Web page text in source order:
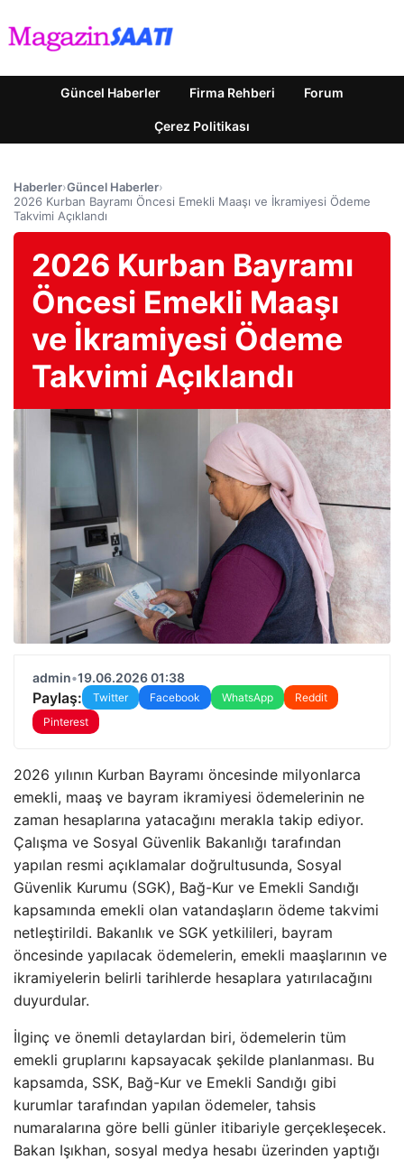
Güncel Haberler Firma Rehberi Forum
Çerez Politikası
Haberler›Güncel Haberler›
2026 Kurban Bayramı Öncesi Emekli Maaşı ve İkramiyesi Ödeme
Takvimi Açıklandı
2026 Kurban Bayramı
Öncesi Emekli Maaşı
ve İkramiyesi Ödeme
Takvimi Açıklandı
admin•19.06.2026 01:38
Paylaş: Twitter Facebook WhatsApp
Reddit
Pinterest
2026 yılının Kurban Bayramı öncesinde milyonlarca
emekli, maaş ve bayram ikramiyesi ödemelerinin ne
zaman hesaplarına yatacağını merakla takip ediyor.
Çalışma ve Sosyal Güvenlik Bakanlığı tarafından
yapılan resmi açıklamalar doğrultusunda, Sosyal
Güvenlik Kurumu (SGK), Bağ-Kur ve Emekli Sandığı
kapsamında emekli olan vatandaşların ödeme takvimi
netleştirildi. Bakanlık ve SGK yetkilileri, bayram
öncesinde yapılacak ödemelerin, emekli maaşlarının ve
ikramiyelerin belirli tarihlerde hesaplara yatırılacağını
duyurdular.
İlginç ve önemli detaylardan biri, ödemelerin tüm
emekli gruplarını kapsayacak şekilde planlanması. Bu
kapsamda, SSK, Bağ-Kur ve Emekli Sandığı gibi
kurumlar tarafından yapılan ödemeler, tahsis
numaralarına göre belli günler itibariyle gerçekleşecek.
Bakan Işıkhan, sosyal medya hesabı üzerinden yaptığı